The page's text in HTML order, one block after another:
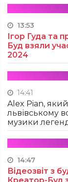
13:53
Ігор Гуда та
Буд взяли
2024
14:41
Alex Pian,
львівському
музики
14:47
Відеозвіт з